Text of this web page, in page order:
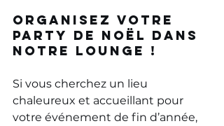
Organisez votre
party de Noël dans
notre lounge !
Si vous cherchez un lieu
chaleureux et accueillant pour
votre événement de fin d’année,